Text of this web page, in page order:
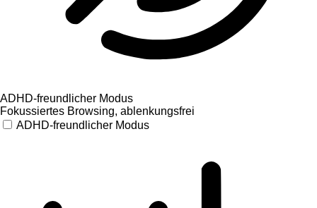
ADHD-freundlicher Modus
Fokussiertes Browsing, ablenkungsfrei
ADHD-freundlicher Modus